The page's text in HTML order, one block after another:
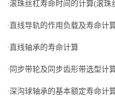
・浮现出制图过程中因
滚珠丝杠寿命时间的计算(滚珠
直线导轨的作用负载及寿命计
直线轴承的寿命计算
同步带轮及同步齿形带选型计
深沟球轴承的基本额定寿命计